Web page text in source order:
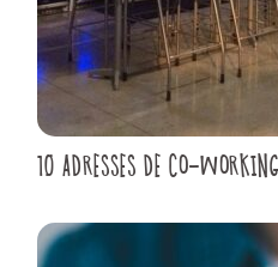
10 ADRESSES DE CO-